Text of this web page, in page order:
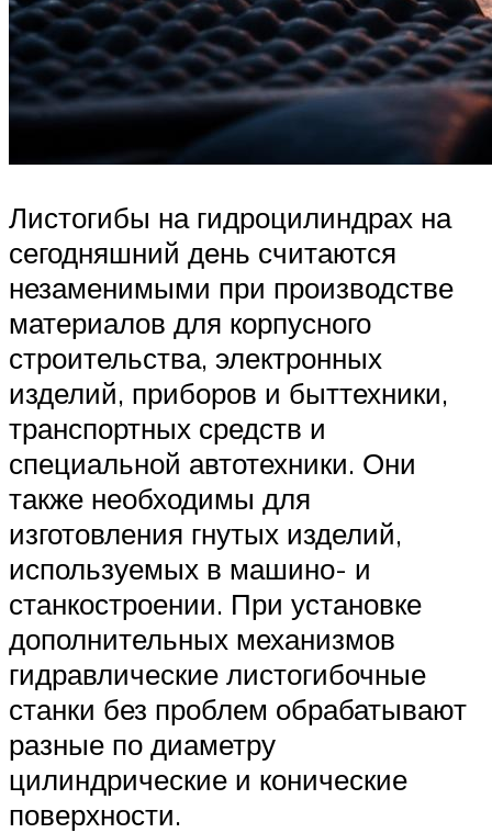
Листогибы на гидроцилиндрах на
сегодняшний день считаются
незаменимыми при производстве
материалов для корпусного
строительства, электронных
изделий, приборов и быттехники,
транспортных средств и
специальной автотехники. Они
также необходимы для
изготовления гнутых изделий,
используемых в машино- и
станкостроении. При установке
дополнительных механизмов
гидравлические листогибочные
станки без проблем обрабатывают
разные по диаметру
цилиндрические и конические
поверхности.